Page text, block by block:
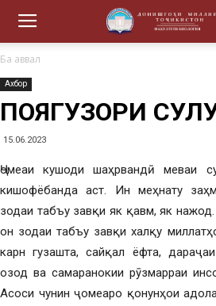
Ба аввал
Ахбор
ПОЯГУЗОРИ
15.06.2023
Ҷомеаи кушоди шаҳрвандӣ меваи
кишофёбанда аст. Ин меҳнату
зодаи табъу завқи як қавм, як
он зодаи табъу завқи халқу
карн гузашта, сайқал ёфта,
озод ва самаранокии рӯзмарраи
Асоси чунин ҷомеаро қонунҳои